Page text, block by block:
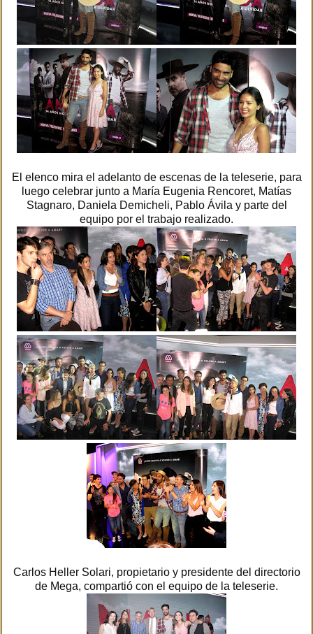
El elenco mira el adelanto de escenas de la teleserie, para
luego celebrar junto a María Eugenia Rencoret, Matías
Stagnaro, Daniela Demicheli, Pablo Ávila y parte del
equipo por el trabajo realizado.
Carlos Heller Solari, propietario y presidente del directorio
de Mega, compartió con el equipo de la teleserie.